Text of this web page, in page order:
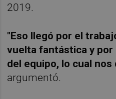
2019.
"Eso llegó por el
vuelta fantástica y por
del equipo, lo cual
argumentó.